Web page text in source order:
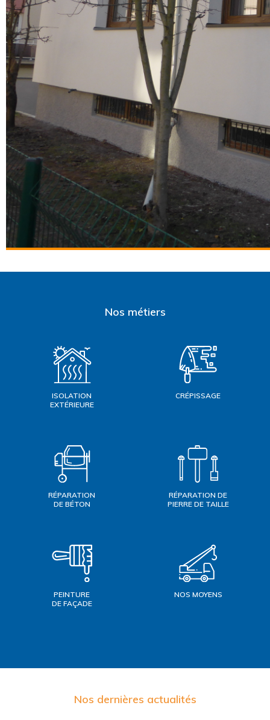
Nos métiers
ISOLATION
EXTÉRIEURE
CRÉPISSAGE
RÉPARATION
DE BÉTON
RÉPARATION DE
PIERRE DE TAILLE
PEINTURE
DE FAÇADE
NOS MOYENS
Nos dernières actualités